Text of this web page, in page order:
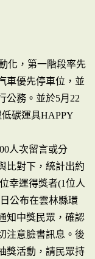
化，第一階段率先
車優先停車位，並
公務。並於5月22
碳運具HAPPY
人次留言或分
比對下，統計出約
幸運得獎者(1位人
公布在雲林縣環
知中獎民眾，確認
注意臉書訊息。後
獎活動，請民眾持